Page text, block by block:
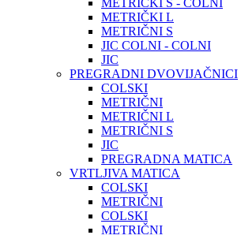
METRIČKI S - COLNI
METRIČKI L
METRIČNI S
JIC COLNI - COLNI
JIC
PREGRADNI DVOVIJAČNICI
COLSKI
METRIČNI
METRIČNI L
METRIČNI S
JIC
PREGRADNA MATICA
VRTLJIVA MATICA
COLSKI
METRIČNI
COLSKI
METRIČNI